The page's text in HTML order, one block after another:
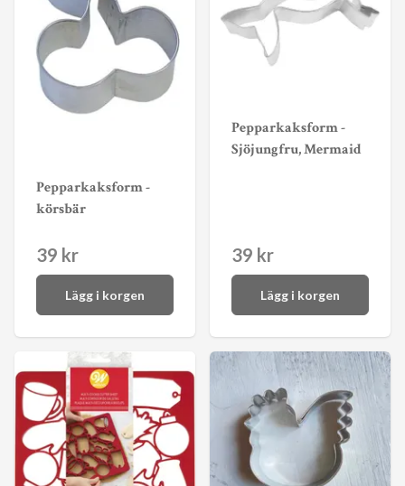
Pepparkaksform -
körsbär
39 kr
Lägg i korgen
Pepparkaksform -
Sjöjungfru, Mermaid
39 kr
Lägg i korgen